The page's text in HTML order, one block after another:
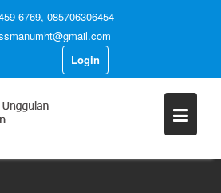
6769, 085706306454
Login